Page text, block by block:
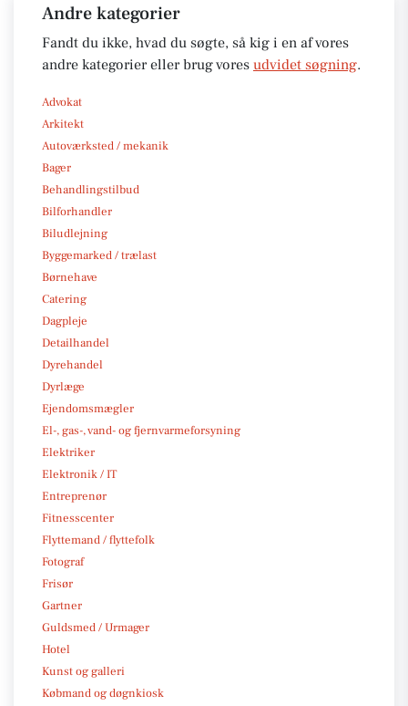
Andre kategorier
Fandt du ikke, hvad du søgte, så kig i en af vores
andre kategorier eller brug vores udvidet søgning.
Advokat
Arkitekt
Autoværksted / mekanik
Bager
Behandlingstilbud
Bilforhandler
Biludlejning
Byggemarked / trælast
Børnehave
Catering
Dagpleje
Detailhandel
Dyrehandel
Dyrlæge
Ejendomsmægler
El-, gas-, vand- og fjernvarmeforsyning
Elektriker
Elektronik / IT
Entreprenør
Fitnesscenter
Flyttemand / flyttefolk
Fotograf
Frisør
Gartner
Guldsmed / Urmager
Hotel
Kunst og galleri
Købmand og døgnkiosk